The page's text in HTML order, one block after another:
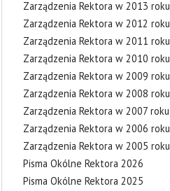
Zarządzenia Rektora w 2013 roku
Zarządzenia Rektora w 2012 roku
Zarządzenia Rektora w 2011 roku
Zarządzenia Rektora w 2010 roku
Zarządzenia Rektora w 2009 roku
Zarządzenia Rektora w 2008 roku
Zarządzenia Rektora w 2007 roku
Zarządzenia Rektora w 2006 roku
Zarządzenia Rektora w 2005 roku
Pisma Okólne Rektora 2026
Pisma Okólne Rektora 2025